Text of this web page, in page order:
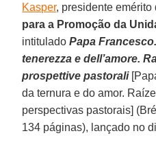
Kasper, presidente emérito
para a Promoção da
intituladoPapa
tenerezza e dell’amore.
prospettive pastorali
da ternura e do amor.
perspectivas pastorais]
134 páginas), lançado no